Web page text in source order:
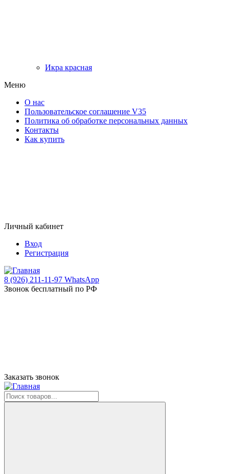
Икра красная
Меню
О нас
Пользовательское соглашение V35
Политика об обработке персональных данных
Контакты
Как купить
Личный кабинет
Вход
Регистрация
8 (926) 211-11-97 WhatsApp
Звонок бесплатный по РФ
Заказать звонок